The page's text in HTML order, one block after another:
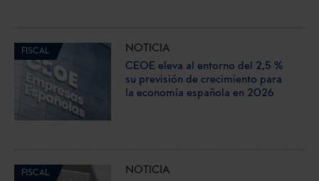
FISCAL
NOTICIA
CEOE eleva al entorno del 2,5 %
su previsión de crecimiento para
la economía española en 2026
FISCAL
NOTICIA